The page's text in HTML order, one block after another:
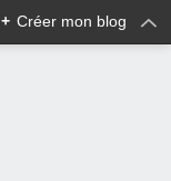
+ Créer mon blog